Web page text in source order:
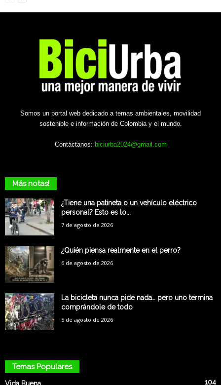
Somos un portal web dedicado a temas ambientales, movilidad
sostenible e información de Colombia y el mundo.
Contáctanos: biciurba2024@gmail.com
Más notas!
¿Tiene una patineta o un vehículo eléctrico
personal? Esto es lo...
7 de agosto de 2026
¿Quién piensa realmente en el perro?
6 de agosto de 2026
La bicicleta nunca pide nada… pero uno termina
comprándole de todo
5 de agosto de 2026
Temas Populares
104